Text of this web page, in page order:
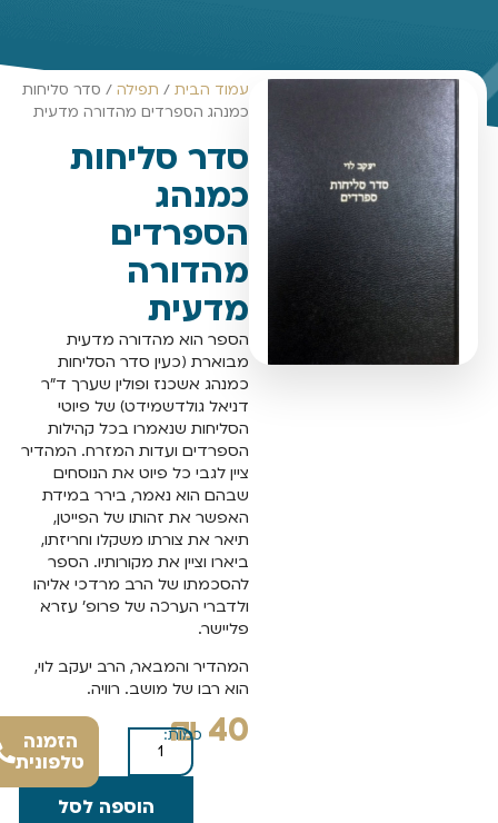
עמוד הבית / תפילה / סדר סליחות
כמנהג הספרדים מהדורה מדעית
סדר סליחות
כמנהג
הספרדים
מהדורה
מדעית
הספר הוא מהדורה מדעית
מבוארת (כעין סדר הסליחות
כמנהג אשכנז ופולין שערך ד"ר
דניאל גולדשמידט) של פיוטי
הסליחות שנאמרו בכל קהילות
הספרדים ועדות המזרח. המהדיר
ציין לגבי כל פיוט את הנוסחים
שבהם הוא נאמר, בירר במידת
האפשר את זהותו של הפייטן,
תיאר את צורתו משקלו וחריזתו,
ביארו וציין את מקורותיו. הספר
להסכמתו של הרב מרדכי אליהו
ולדברי הערכה של פרופ' עזרא
פליישר.
המהדיר והמבאר, הרב יעקב לוי,
הוא רבו של מושב. רוויה.
₪40כמות:
הוספה לסל
הזמנה
טלפונית